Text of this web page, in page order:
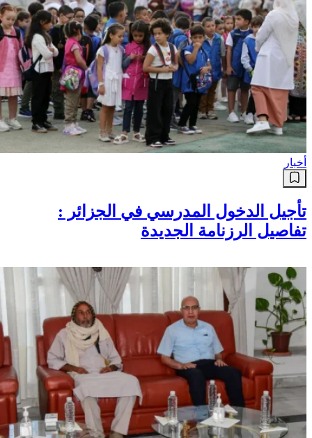
أخبار
تأجيل الدخول المدرسي في الجزائر :
تفاصيل الرزنامة الجديدة